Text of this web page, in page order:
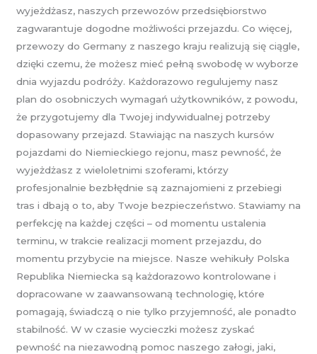
wyjeżdżasz, naszych przewozów przedsiębiorstwo
zagwarantuje dogodne możliwości przejazdu. Co więcej,
przewozy do Germany z naszego kraju realizują się ciągle,
dzięki czemu, że możesz mieć pełną swobodę w wyborze
dnia wyjazdu podróży. Każdorazowo regulujemy nasz
plan do osobniczych wymagań użytkowników, z powodu,
że przygotujemy dla Twojej indywidualnej potrzeby
dopasowany przejazd. Stawiając na naszych kursów
pojazdami do Niemieckiego rejonu, masz pewność, że
wyjeżdżasz z wieloletnimi szoferami, którzy
profesjonalnie bezbłędnie są zaznajomieni z przebiegi
tras i dbają o to, aby Twoje bezpieczeństwo. Stawiamy na
perfekcję na każdej części – od momentu ustalenia
terminu, w trakcie realizacji moment przejazdu, do
momentu przybycie na miejsce. Nasze wehikuły Polska
Republika Niemiecka są każdorazowo kontrolowane i
dopracowane w zaawansowaną technologię, które
pomagają, świadczą o nie tylko przyjemność, ale ponadto
stabilność. W w czasie wycieczki możesz zyskać
pewność na niezawodną pomoc naszego załogi, jaki,